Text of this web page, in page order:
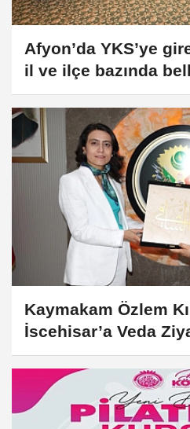
Afyon’da YKS’ye
il ve ilçe bazında
Kaymakam Özlem
İscehisar’a Veda